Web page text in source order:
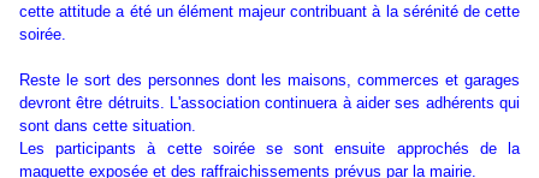
cette attitude a été un élément majeur contribuant à la sérénité de cette
soirée.
Reste le sort des personnes dont les maisons, commerces et garages
devront être détruits. L'association continuera à aider ses adhérents qui
sont dans cette situation.
Les participants à cette soirée se sont ensuite approchés de la
maquette exposée et des raffraichissements prévus par la mairie.